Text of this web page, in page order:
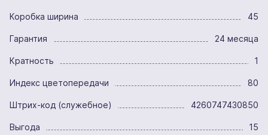
Коробка ширина 45
Гарантия 24 месяца
Кратность 1
Индекс цветопередачи 80
Штрих-код (служебное) 4260747430850
Выгода 15